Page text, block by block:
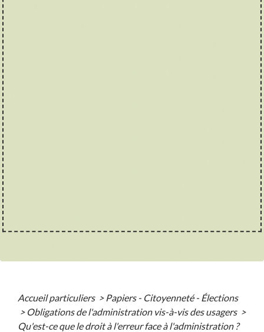
Accueil particuliers > Papiers - Citoyenneté - Élections
> Obligations de l'administration vis-à-vis des usagers >
Qu'est-ce que le droit à l'erreur face à l'administration ?